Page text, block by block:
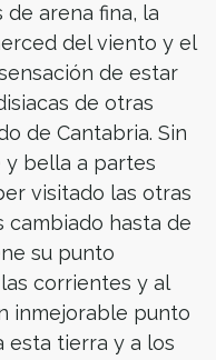
de arena fina, la
del viento y el
de estar
de otras
de Cantabria. Sin
y bella a partes
visitado las otras
cambiado hasta de
su punto
corrientes y al
inmejorable punto
esta tierra y a los